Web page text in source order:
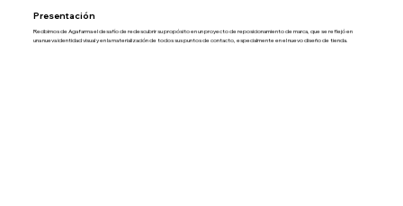
Presentación
Recibimos de Agafarma el desafío de redescubrir su propósito en un proyecto de reposicionamiento de marca, que se reflejó en
una nueva identidad visual y en la materialización de todos sus puntos de contacto, especialmente en el nuevo diseño de tienda.